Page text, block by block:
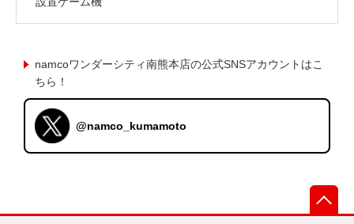
namcoワンダーシティ南熊本店の公式SNSアカウントはこ
ちら！
@namco_kumamoto